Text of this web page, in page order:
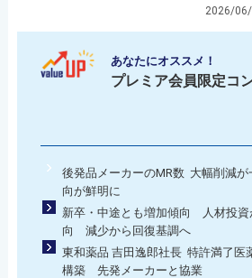
2026/06/
あなたにオススメ！
プレミア会員限定コ
後発品メーカーのMR数 大幅削減
向が鮮明に
新卒・中途とも増加傾向 人材投資
向 減少から回復基調へ
東和薬品 吉田逸郎社長 特許満了医
構築 先発メーカーと協業